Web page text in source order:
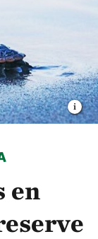
en